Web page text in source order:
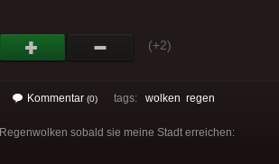
(+2)
Kommentar (0) tags: wolken regen
Regenwolken sobald sie meine Stadt erreichen: